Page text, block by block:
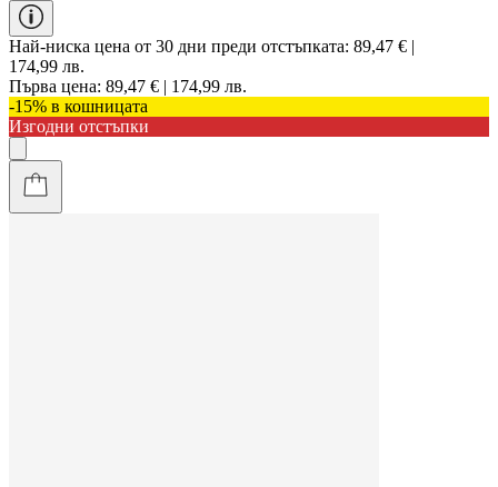
Най-ниска цена от 30 дни преди отстъпката: 89,47 € |
174,99 лв.
Първа цена: 89,47 € | 174,99 лв.
-15% в кошницата
Изгодни отстъпки